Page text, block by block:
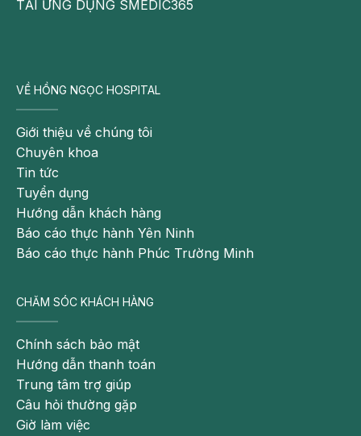
thế nào?
nguồn từ các bệnh tâm thần
Dấu hiệu chậm phát triển trí tuệ mức nghiêm trọng
Có chỉ số IQ < 20
Không có khả năng tự chăm sóc bản thân dù là
việc nhỏ nhất
Hoạt động chậm, phản hồi chậm trong tất cả hoạt
động, vấn đề
Chậm phát triển trí tuệ có thể chữa khỏi
không?
Vấn đề: “Trẻ chậm phát triển trí tuệ có chữa khỏi
không?” được nhiều người quan tâm. Hội chứng này
TẢI ỨNG DỤNG SMEDIC365
VỀ HỒNG NGỌC HOSPITAL
Giới thiệu về chúng tôi
Chuyên khoa
Tin tức
Tuyển dụng
Hướng dẫn khách hàng
Báo cáo thực hành Yên Ninh
Báo cáo thực hành Phúc Trường Minh
CHĂM SÓC KHÁCH HÀNG
Chính sách bảo mật
Hướng dẫn thanh toán
Trung tâm trợ giúp
Câu hỏi thường gặp
Giờ làm việc